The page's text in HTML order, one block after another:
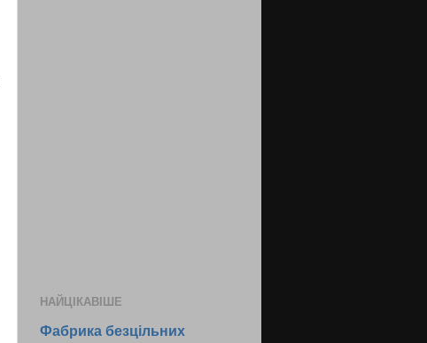
НАЙЦІКАВІШЕ
Фабрика безцільних